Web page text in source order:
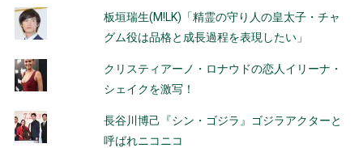
板垣瑞生(M!LK)「精霊の守り人の皇太子・チャ
グム役は品格と成長過程を表現したい」
クリスティアーノ・ロナウドの恋人イリーナ・
シェイクを激写！
長谷川博己『シン・ゴジラ』ゴジラアクターと
呼ばれニコニコ